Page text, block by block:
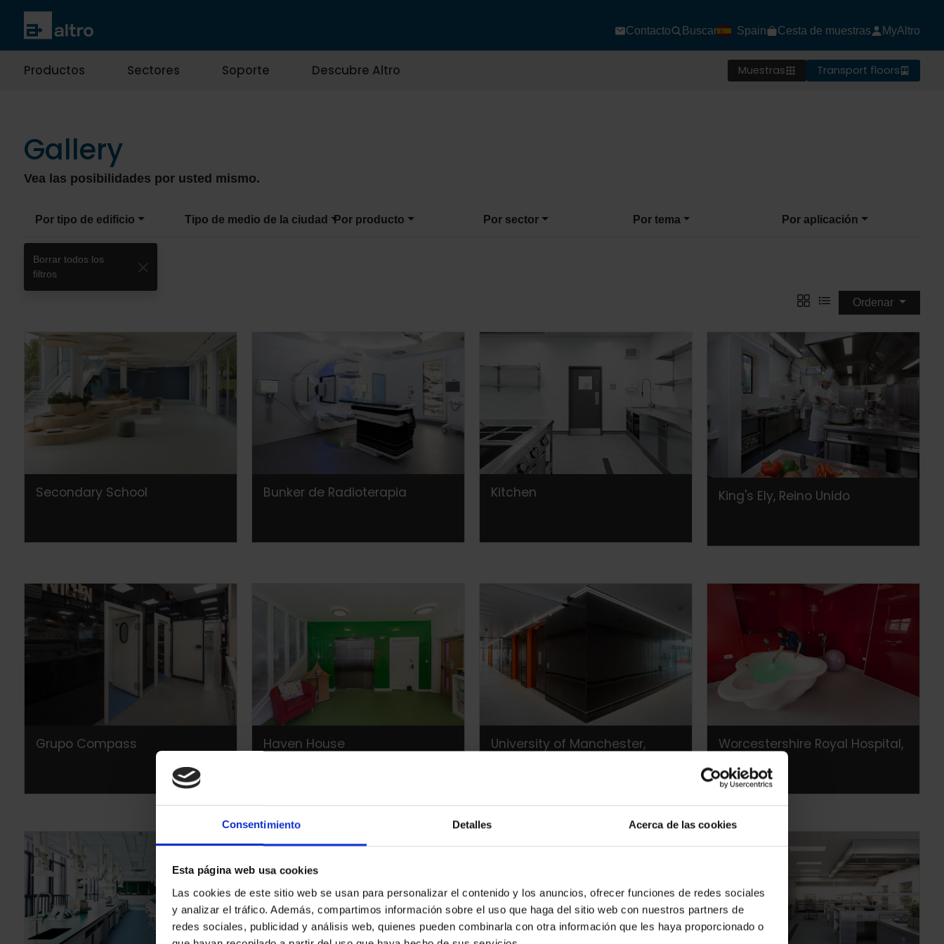
Consentimiento Detalles Acerca de las cookies
Esta página web usa cookies
Las cookies de este sitio web se usan para personalizar el contenido y los anuncios, ofrecer funciones de redes sociales
y analizar el tráfico. Además, compartimos información sobre el uso que haga del sitio web con nuestros partners de
redes sociales, publicidad y análisis web, quienes pueden combinarla con otra información que les haya proporcionado o
Contacto Buscar Spain Cesta de muestras MyAltro
Productos Sectores Soporte Descubre Altro Muestras Transport floors
Gallery
Vea las posibilidades por usted mismo.
Por tipo de edificio Tipo de medio de la ciudad Por producto Por sector Por tema Por aplicación
Borrar todos los
filtros
Ordenar
Secondary School Bunker de Radioterapia Kitchen King's Ely, Reino Unido
Grupo Compass Haven House
University of Manchester,
Worcestershire Royal Hospital,